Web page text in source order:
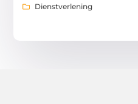
Dienstverlening